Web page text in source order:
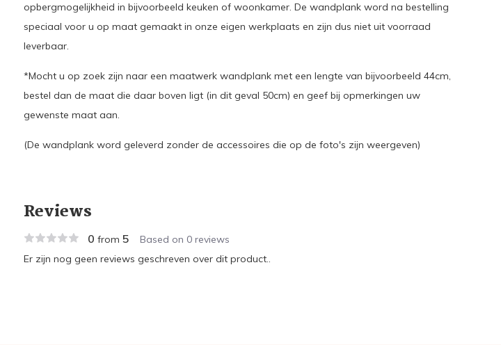
opbergmogelijkheid in bijvoorbeeld keuken of woonkamer. De wandplank word na bestelling
speciaal voor u op maat gemaakt in onze eigen werkplaats en zijn dus niet uit voorraad
leverbaar.
*Mocht u op zoek zijn naar een maatwerk wandplank met een lengte van bijvoorbeeld 44cm,
bestel dan de maat die daar boven ligt (in dit geval 50cm) en geef bij opmerkingen uw
gewenste maat aan.
(De wandplank word geleverd zonder de accessoires die op de foto's zijn weergeven)
Reviews
0 from 5 Based on 0 reviews
Er zijn nog geen reviews geschreven over dit product..